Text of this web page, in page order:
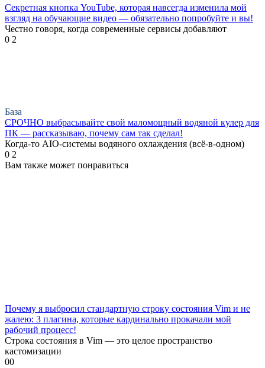
Секретная кнопка YouTube, которая навсегда изменила мой
взгляд на обучающие видео — обязательно попробуйте и вы!
Честно говоря, когда современные сервисы добавляют
0 2
База
СРОЧНО выбрасывайте свой маломощный водяной кулер для
ПК — рассказываю, почему сам так сделал!
Когда-то AIO-системы водяного охлаждения (всё-в-одном)
0 2
Вам также может понравиться
Почему я выбросил стандартную строку состояния Vim и не
жалею: 3 плагина, которые кардинально прокачали мой
рабочий процесс!
Строка состояния в Vim — это целое пространство
кастомизации
00